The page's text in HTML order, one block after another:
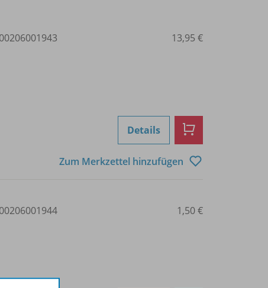
13,95 €
Details
Zum Merkzettel hinzufügen
1,50 €